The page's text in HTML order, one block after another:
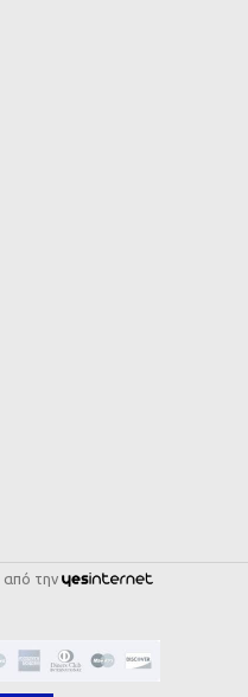
από την